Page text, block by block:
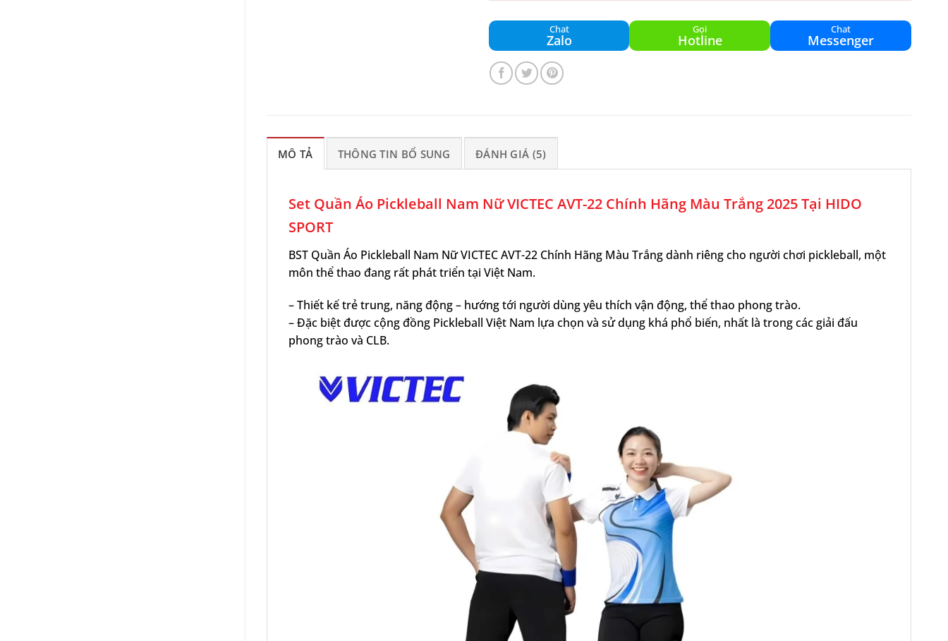
Chat
Zalo
Gọi
Hotline
Chat
Messenger
MÔ TẢ THÔNG TIN BỔ SUNG ĐÁNH GIÁ (5)
Set Quần Áo Pickleball Nam Nữ VICTEC AVT-22 Chính Hãng Màu Trắng 2025 Tại HIDO
SPORT
BST Quần Áo Pickleball Nam Nữ VICTEC AVT-22 Chính Hãng Màu Trắng dành riêng cho người chơi pickleball, một
môn thể thao đang rất phát triển tại Việt Nam.
– Thiết kế trẻ trung, năng động – hướng tới người dùng yêu thích vận động, thể thao phong trào.
– Đặc biệt được cộng đồng Pickleball Việt Nam lựa chọn và sử dụng khá phổ biến, nhất là trong các giải đấu
phong trào và CLB.